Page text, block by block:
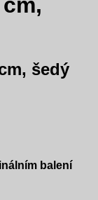
šedý
balení